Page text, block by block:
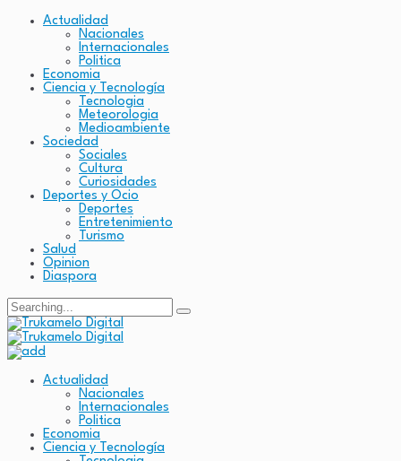
Actualidad
Nacionales
Internacionales
Politica
Economia
Ciencia y Tecnología
Tecnologia
Meteorologia
Medioambiente
Sociedad
Sociales
Cultura
Curiosidades
Deportes y Ocio
Deportes
Entretenimiento
Turismo
Salud
Opinion
Diaspora
Search
for:
Actualidad
Nacionales
Internacionales
Politica
Economia
Ciencia y Tecnología